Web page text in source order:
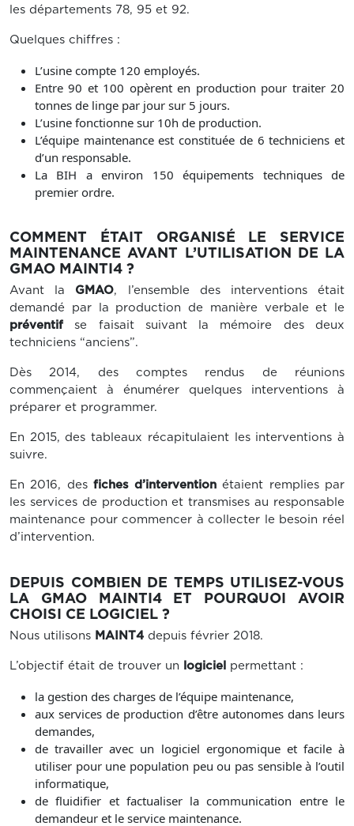
les départements 78, 95 et 92.
Quelques chiffres :
L’usine compte 120 employés.
Entre 90 et 100 opèrent en production pour traiter 20
tonnes de linge par jour sur 5 jours.
L’usine fonctionne sur 10h de production.
L’équipe maintenance est constituée de 6 techniciens et
d’un responsable.
La BIH a environ 150 équipements techniques de
premier ordre.
COMMENT ÉTAIT ORGANISÉ LE SERVICE
MAINTENANCE AVANT L’UTILISATION DE LA
GMAO MAINTI4 ?
Avant la GMAO, l’ensemble des interventions était
demandé par la production de manière verbale et le
préventif se faisait suivant la mémoire des deux
techniciens “anciens”.
Dès 2014, des comptes rendus de réunions
commençaient à énumérer quelques interventions à
préparer et programmer.
En 2015, des tableaux récapitulaient les interventions à
suivre.
En 2016, des fiches d’intervention étaient remplies par
les services de production et transmises au responsable
maintenance pour commencer à collecter le besoin réel
d’intervention.
DEPUIS COMBIEN DE TEMPS UTILISEZ-VOUS
LA GMAO MAINTI4 ET POURQUOI AVOIR
CHOISI CE LOGICIEL ?
Nous utilisons MAINT4 depuis février 2018.
L’objectif était de trouver un logiciel permettant :
la gestion des charges de l’équipe maintenance,
aux services de production d’être autonomes dans leurs
demandes,
de travailler avec un logiciel ergonomique et facile à
utiliser pour une population peu ou pas sensible à l’outil
informatique,
de fluidifier et factualiser la communication entre le
demandeur et le service maintenance.